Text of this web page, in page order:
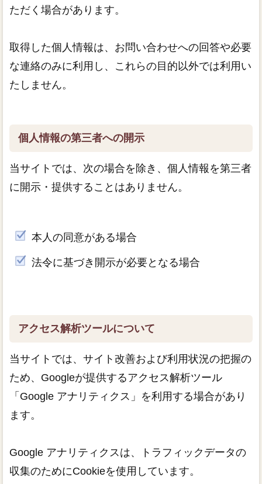
ただく場合があります。
取得した個人情報は、お問い合わせへの回答や必要
な連絡のみに利用し、これらの目的以外では利用い
たしません。
個人情報の第三者への開示
当サイトでは、次の場合を除き、個人情報を第三者
に開示・提供することはありません。
本人の同意がある場合
法令に基づき開示が必要となる場合
アクセス解析ツールについて
当サイトでは、サイト改善および利用状況の把握の
ため、Googleが提供するアクセス解析ツール
「Google アナリティクス」を利用する場合があり
ます。
Google アナリティクスは、トラフィックデータの
収集のためにCookieを使用しています。